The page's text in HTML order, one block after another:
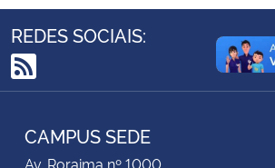
Controladoria-Geral da União
Secretaria-Geral
REDES SOCIAIS:
RSS
CAMPUS SEDE
Av. Roraima nº 1000